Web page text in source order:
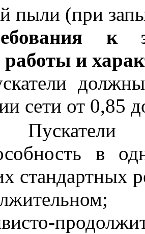
пыли (при
к
и
должны
сети от 0,85
Пускатели
в
стандартных
;
-